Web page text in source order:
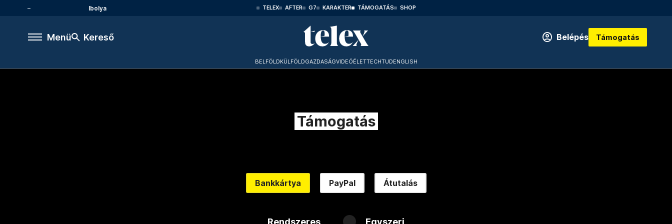
Ibolya TELEX AFTER G7 KARAKTER TÁMOGATÁS SHOP
Menü Kereső Belépés Támogatás
BELFÖLDKÜLFÖLDGAZDASÁGVIDEÓÉLETTECHTUDENGLISH
Támogatás
Bankkártya PayPal Átutalás
Rendszeres Egyszeri